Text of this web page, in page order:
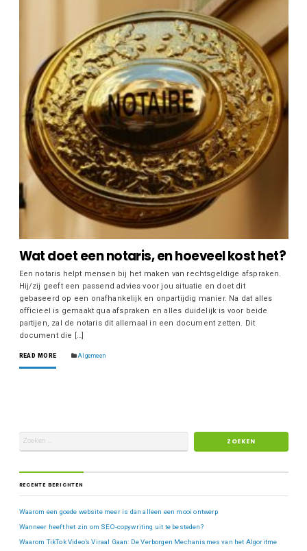
Wat doet een notaris, en hoeveel kost het?
Een notaris helpt mensen bij het maken van rechtsgeldige afspraken.
Hij/zij geeft een passend advies voor jou situatie en doet dit
gebaseerd op een onafhankelijk en onpartijdig manier. Na dat alles
officieel is gemaakt qua afspraken en alles duidelijk is voor beide
partijen, zal de notaris dit allemaal in een document zetten. Dit
document die […]
READ MORE Algemeen
RECENTE BERICHTEN
Waarom een goede website meer is dan alleen een mooi ontwerp
Wanneer heeft het zin om SEO-copywriting uit te besteden?
Waarom TikTok Video’s Viraal Gaan: De Verborgen Mechanismes van het Algoritme